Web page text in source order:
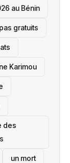
au Bénin
gratuits
Karimou
des
un mort